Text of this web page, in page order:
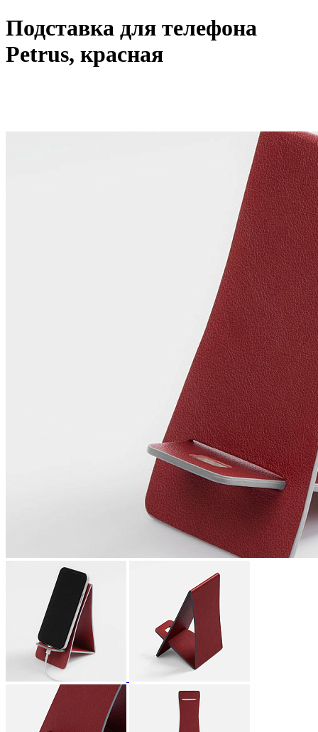
Подставка для телефона
Petrus, красная